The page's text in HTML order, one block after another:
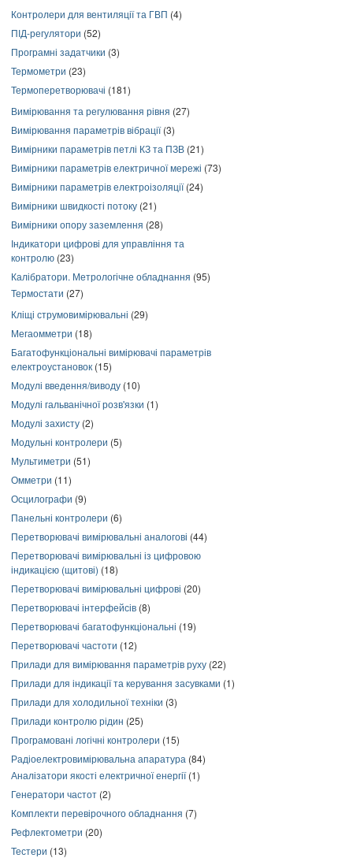
Контролери для вентиляції та ГВП (4)
ПІД-регулятори (52)
Програмні задатчики (3)
Термометри (23)
Термоперетворювачі (181)
Вимірювання та регулювання рівня (27)
Вимірювання параметрів вібрації(3)
Вимірники параметрів петлі КЗ та ПЗВ (21)
Вимірники параметрів електричної мережі (73)
Вимірники параметрів електроізоляції(24)
Вимірники швидкості потоку (21)
Вимірники опору заземлення (28)
Індикатори цифрові для управління та
контролю (23)
Калібратори. Метрологічне обладнання (95)
Термостати (27)
Кліщі струмовимірювальні (29)
Мегаомметри (18)
Багатофункціональні вимірювачі параметрів
електроустановок (15)
Модулі введення/виводу (10)
Модулі гальванічної розв'язки (1)
Модулі захисту (2)
Модульні контролери (5)
Мультиметри (51)
Омметри (11)
Осцилографи (9)
Панельні контролери (6)
Перетворювачі вимірювальні аналогові (44)
Перетворювачі вимірювальні із цифровою
індикацією (щитові) (18)
Перетворювачі вимірювальні цифрові (20)
Перетворювачі інтерфейсів (8)
Перетворювачі багатофункціональні (19)
Перетворювачі частоти (12)
Прилади для вимірювання параметрів руху (22)
Прилади для індикації та керування засувками (1)
Прилади для холодильної техніки (3)
Прилади контролю рідин (25)
Програмовані логічні контролери (15)
Радіоелектровимірювальна апаратура (84)
Аналізатори якості електричної енергії(1)
Генератори частот (2)
Комплекти перевірочного обладнання (7)
Рефлектометри (20)
Тестери (13)